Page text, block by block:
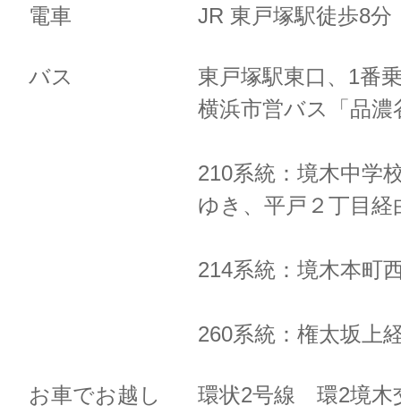
電車 JR 東戸塚駅徒歩8
バス
東戸塚駅東口、1番
横浜市営バス「品
210系統：境木中学
ゆき、 平戸２丁目経
214系統：境木本町
260系統：権太坂上
お車でお越し
環状2号線 環2境木